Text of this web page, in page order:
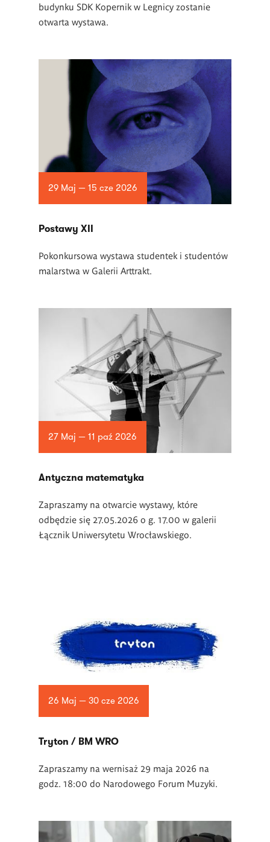
budynku SDK Kopernik w Legnicy zostanie
otwarta wystawa.
29 Maj — 15 cze 2026
Postawy XII
Pokonkursowa wystawa studentek i studentów
malarstwa w Galerii Arttrakt.
27 Maj — 11 paź 2026
Antyczna matematyka
Zapraszamy na otwarcie wystawy, które
odbędzie się 27.05.2026 o g. 17.00 w galerii
Łącznik Uniwersytetu Wrocławskiego.
26 Maj — 30 cze 2026
Tryton / BM WRO
Zapraszamy na wernisaż 29 maja 2026 na
godz. 18:00 do Narodowego Forum Muzyki.